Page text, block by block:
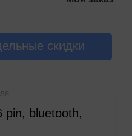
скидки
pin, bluetooth,